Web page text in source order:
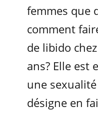
femmes que
comment
de libido
ans? Elle est
une
désigne en